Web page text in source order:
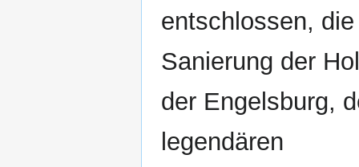
entschlossen, die
Sanierung der
der Engelsburg,
legendären